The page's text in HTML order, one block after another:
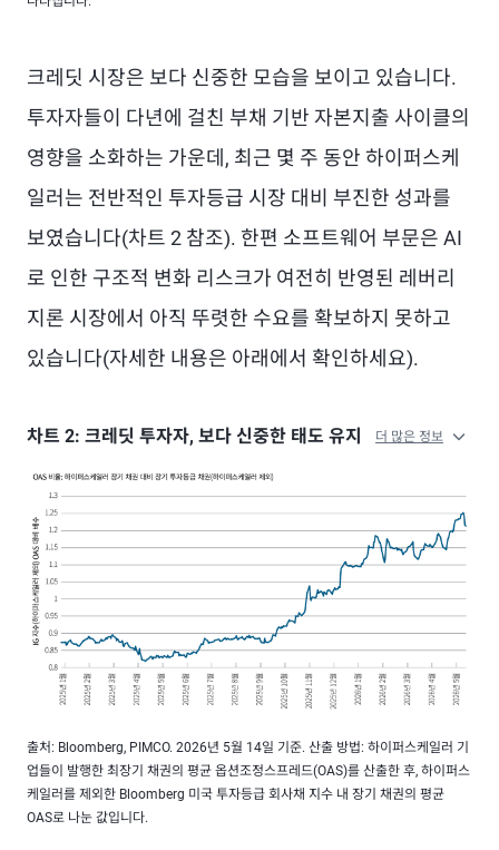
크레딧 시장은 보다 신중한 모습을 보이고 있습니다.
투자자들이 다년에 걸친 부채 기반 자본지출 사이클의
영향을 소화하는 가운데, 최근 몇 주 동안 하이퍼스케
일러는 전반적인 투자등급 시장 대비 부진한 성과를
보였습니다(차트 2 참조). 한편 소프트웨어 부문은 AI
로 인한 구조적 변화 리스크가 여전히 반영된 레버리
지론 시장에서 아직 뚜렷한 수요를 확보하지 못하고
있습니다(자세한 내용은 아래에서 확인하세요).
차트 2: 크레딧 투자자, 보다 신중한 태도 유지 더 많은 정보
출처: Bloomberg, PIMCO. 2026년 5월 14일 기준. 산출 방법: 하이퍼스케일러 기
업들이 발행한 최장기 채권의 평균 옵션조정스프레드(OAS)를 산출한 후, 하이퍼스
케일러를 제외한 Bloomberg 미국 투자등급 회사채 지수 내 장기 채권의 평균
OAS로 나눈 값입니다.